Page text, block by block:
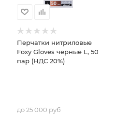
Перчатки нитриловые
Foxy Gloves черные L, 50
пар (НДС 20%)
до 25 000 руб